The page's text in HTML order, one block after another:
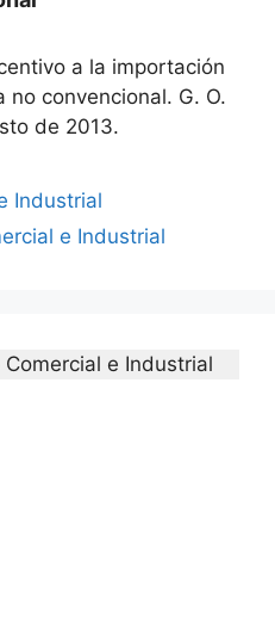
a la importación
convencional. G. O.
de 2013.
Industrial
e Industrial
e Industrial